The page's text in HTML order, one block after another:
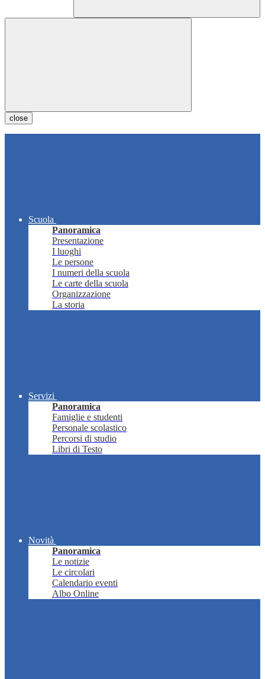
close
Scuola
Panoramica
Presentazione
I luoghi
Le persone
I numeri della scuola
Le carte della scuola
Organizzazione
La storia
Servizi
Panoramica
Famiglie e studenti
Personale scolastico
Percorsi di studio
Libri di Testo
Novità
Panoramica
Le notizie
Le circolari
Calendario eventi
Albo Online